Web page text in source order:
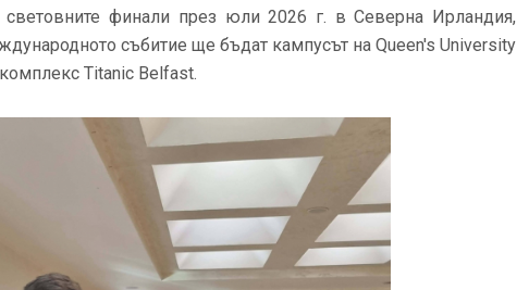
световните финали през юли 2026 г. в Северна Ирландия,
събитие ще бъдат кампусът на Queen's University
Titanic Belfast.